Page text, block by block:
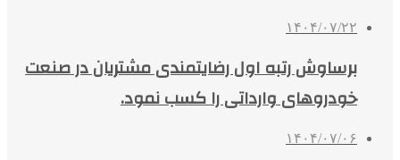
۱۴۰۴/۰۷/۲۲
برساوش رتبه اول رضایتمندی مشتریان در صنعت
خودروهای وارداتی را کسب نمود.
۱۴۰۴/۰۷/۰۶